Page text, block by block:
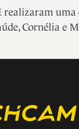
uma
Cornélia e